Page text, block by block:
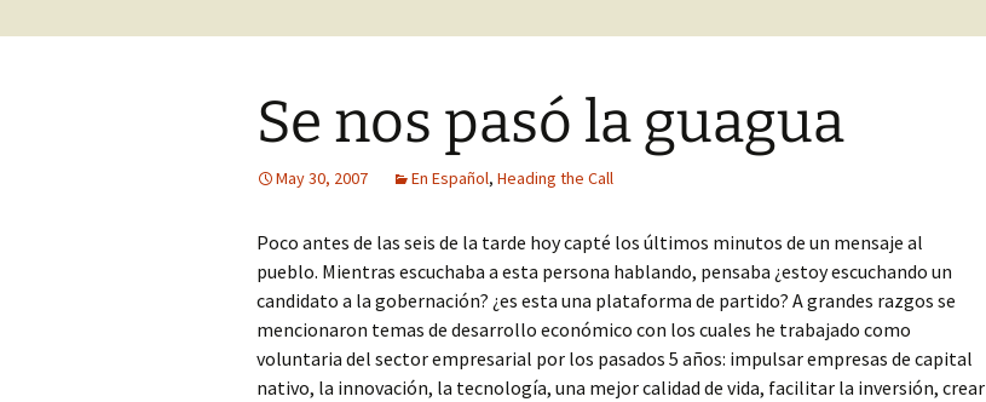
Se nos pasó la guagua
May 30, 2007 En Español, Heading the Call
Poco antes de las seis de la tarde hoy capté los últimos minutos de un mensaje al
pueblo. Mientras escuchaba a esta persona hablando, pensaba ¿estoy escuchando un
candidato a la gobernación? ¿es esta una plataforma de partido? A grandes razgos se
mencionaron temas de desarrollo económico con los cuales he trabajado como
voluntaria del sector empresarial por los pasados 5 años: impulsar empresas de capital
nativo, la innovación, la tecnología, una mejor calidad de vida, facilitar la inversión, crear